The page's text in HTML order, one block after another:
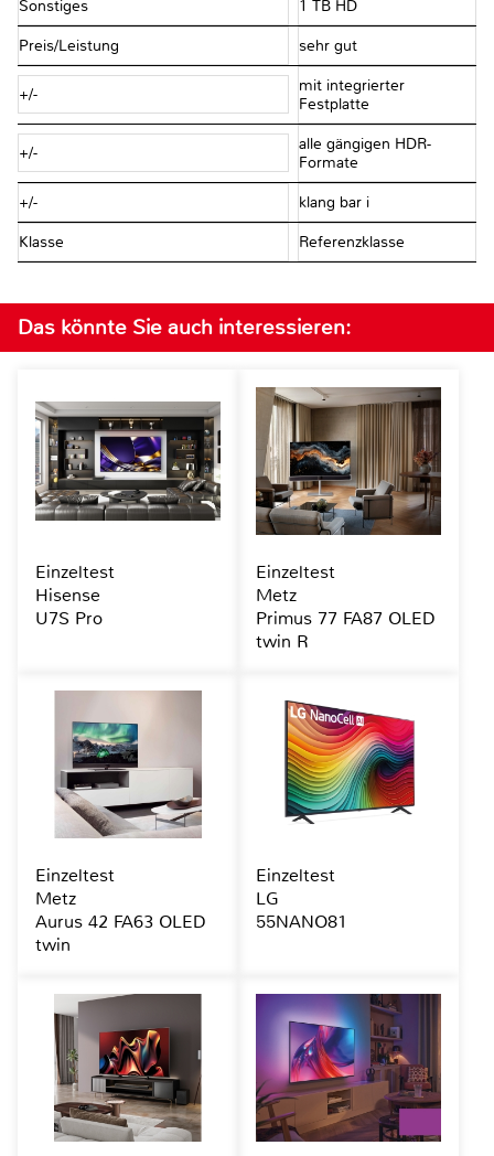
Sonstiges 1 TB HD
Preis/Leistung sehr gut
+/-
mit integrierter
Festplatte
+/-
alle gängigen HDR-
Formate
+/- klang bar i
Klasse Referenzklasse
Das könnte Sie auch interessieren:
Einzeltest
Hisense
U7S Pro
Einzeltest
Metz
Primus 77 FA87 OLED
twin R
Einzeltest
Metz
Aurus 42 FA63 OLED
twin
Einzeltest
LG
55NANO81